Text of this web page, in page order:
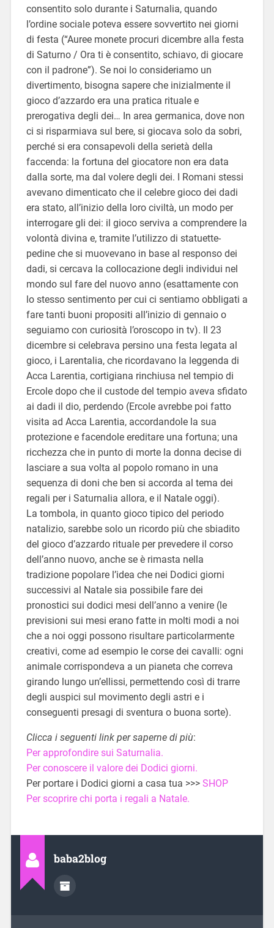
consentito solo durante i Saturnalia, quando
l’ordine sociale poteva essere sovvertito nei giorni
di festa (“Auree monete procuri dicembre alla festa
di Saturno / Ora ti è consentito, schiavo, di giocare
con il padrone”). Se noi lo consideriamo un
divertimento, bisogna sapere che inizialmente il
gioco d’azzardo era una pratica rituale e
prerogativa degli dei… In area germanica, dove non
ci si risparmiava sul bere, si giocava solo da sobri,
perché si era consapevoli della serietà della
faccenda: la fortuna del giocatore non era data
dalla sorte, ma dal volere degli dei. I Romani stessi
avevano dimenticato che il celebre gioco dei dadi
era stato, all’inizio della loro civiltà, un modo per
interrogare gli dei: il gioco serviva a comprendere la
volontà divina e, tramite l’utilizzo di statuette-
pedine che si muovevano in base al responso dei
dadi, si cercava la collocazione degli individui nel
mondo sul fare del nuovo anno (esattamente con
lo stesso sentimento per cui ci sentiamo obbligati a
fare tanti buoni propositi all’inizio di gennaio o
seguiamo con curiosità l’oroscopo in tv). Il 23
dicembre si celebrava persino una festa legata al
gioco, i Larentalia, che ricordavano la leggenda di
Acca Larentia, cortigiana rinchiusa nel tempio di
Ercole dopo che il custode del tempio aveva sfidato
ai dadi il dio, perdendo (Ercole avrebbe poi fatto
visita ad Acca Larentia, accordandole la sua
protezione e facendole ereditare una fortuna; una
ricchezza che in punto di morte la donna decise di
lasciare a sua volta al popolo romano in una
sequenza di doni che ben si accorda al tema dei
regali per i Saturnalia allora, e il Natale oggi).
La tombola, in quanto gioco tipico del periodo
natalizio, sarebbe solo un ricordo più che sbiadito
del gioco d’azzardo rituale per prevedere il corso
dell’anno nuovo, anche se è rimasta nella
tradizione popolare l’idea che nei Dodici giorni
successivi al Natale sia possibile fare dei
pronostici sui dodici mesi dell’anno a venire (le
previsioni sui mesi erano fatte in molti modi a noi
che a noi oggi possono risultare particolarmente
creativi, come ad esempio le corse dei cavalli: ogni
animale corrispondeva a un pianeta che correva
girando lungo un’ellissi, permettendo così di trarre
degli auspici sul movimento degli astri e i
conseguenti presagi di sventura o buona sorte).
Clicca i seguenti link per saperne di più:
Per approfondire sui Saturnalia.
Per conoscere il valore dei Dodici giorni.
Per portare i Dodici giorni a casa tua >>> SHOP
Per scoprire chi porta i regali a Natale.
baba2blog